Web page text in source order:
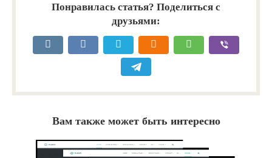
Понравилась статья? Поделиться с
друзьями:
Вам также может быть интересно